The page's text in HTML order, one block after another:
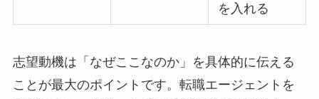
を入れる
志望動機は「なぜここなのか」を具体的に伝える
ことが最大のポイントです。転職エージェントを